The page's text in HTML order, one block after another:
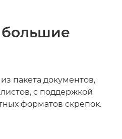
большие
пакета документов,
с поддержкой
форматов скрепок.